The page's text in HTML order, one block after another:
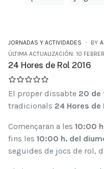
JORNADAS Y ACTIVIDADES BY
ÚLTIMA ACTUALIZACIÓN: 10
24 Hores de Rol 2016
El proper dissabte 20 de
tradicionals 24 Hores de
Començaran a les 10:00
fins les 10:00 h. del
seguides de jocs de rol,